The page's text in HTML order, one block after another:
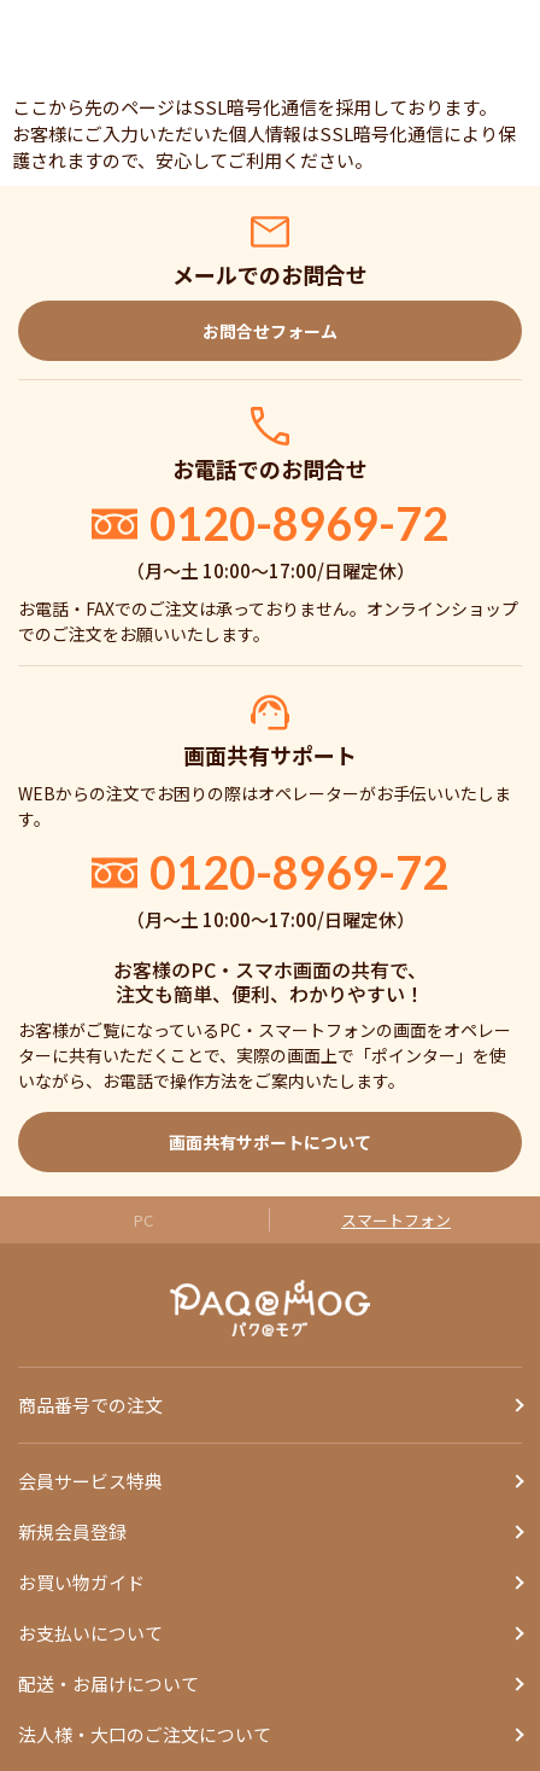
ここから先のページはSSL暗号化通信を採用しております。
お客様にご入力いただいた個人情報はSSL暗号化通信により保
護されますので、安心してご利用ください。
メールでのお問合せ
お問合せフォーム
お電話でのお問合せ
0120-8969-72
（月〜土 10:00〜17:00/日曜定休）
お電話・FAXでのご注文は承っておりません。オンラインショップ
でのご注文をお願いいたします。
画面共有サポート
WEBからの注文でお困りの際はオペレーターがお手伝いいたしま
す。
0120-8969-72
（月〜土 10:00〜17:00/日曜定休）
お客様のPC・スマホ画面の共有で、
注文も簡単、便利、わかりやすい！
お客様がご覧になっているPC・スマートフォンの画面をオペレー
ターに共有いただくことで、実際の画面上で「ポインター」を使
いながら、お電話で操作方法をご案内いたします。
画面共有サポートについて
PC スマートフォン
商品番号での注文
会員サービス特典
新規会員登録
お買い物ガイド
お支払いについて
配送・お届けについて
法人様・大口のご注文について